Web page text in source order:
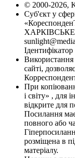
© 2000-2026,
Суб'єкт у
ХАРКІВСЬКЕ
Використання
сайті,
При
і світу» , для
відкрите для
Посилання
повного або
розміщена в
матеріалу.